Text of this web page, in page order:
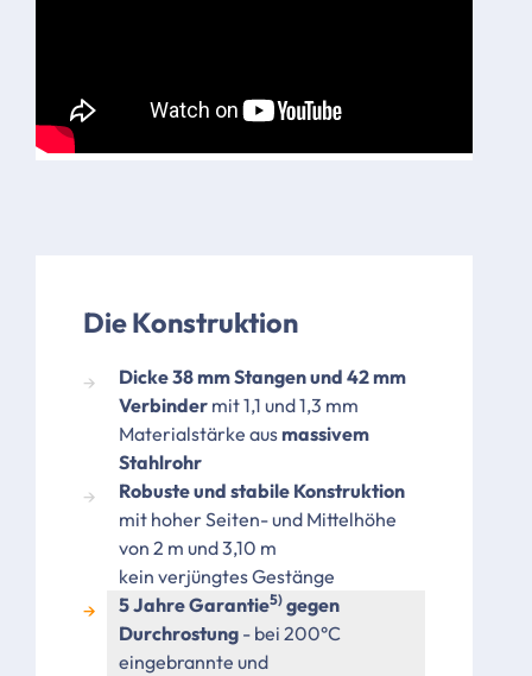
Die Konstruktion
Dicke 38 mm Stangen und 42 mm
Verbinder mit 1,1 und 1,3 mm
Materialstärke ausmassivem
Stahlrohr
Robuste und stabile Konstruktion
mit hoher Seiten- und Mittelhöhe
von 2 m und 3,10 m
kein verjüngtes Gestänge
5 Jahre Garantie5) gegen
Durchrostung - bei 200°C
eingebrannte und